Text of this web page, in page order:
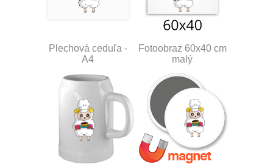
Plechová ceduľa -
A4
Fotoobraz 60x40 cm
malý